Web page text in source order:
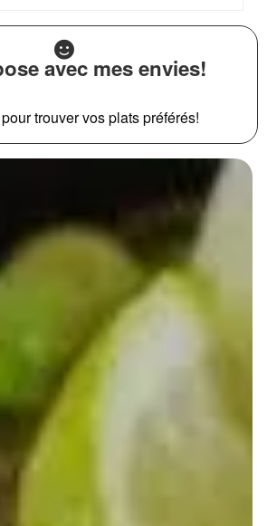
avec mes envies!
trouver vos plats préférés!